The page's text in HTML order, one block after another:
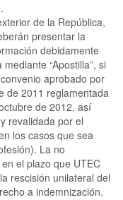
de la República,
presentar la
debidamente
“Apostilla”, si
aprobado por
de 2011 reglamentada
de 2012, así
revalidada por el
los casos que sea
La no
el plazo que UTEC
rescisión unilateral del
a indemnización.